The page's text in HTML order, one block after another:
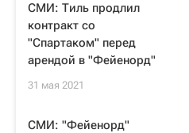
СМИ: Тиль продлил
контракт со
"Спартаком" перед
арендой в "Фейенорд"
31 мая 2021
СМИ: "Фейенорд"